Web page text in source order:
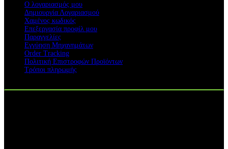
Ο λογαριασμός μου
Δημιουργία Λογαριασμού
Χαμένος κωδικός
Επεξεργασία προφίλ μου
Παραγγελίες
Εγγύηση Μηχανημάτων
Order Tracking
Πολιτική Επιστροφών Προϊόντων
Τρόποι πληρωμής